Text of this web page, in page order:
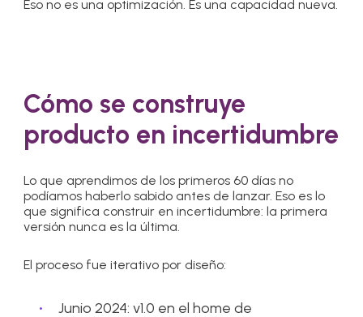
Eso no es una optimización. Es una capacidad nueva.
Cómo se construye
producto en incertidumbre
Lo que aprendimos de los primeros 60 días no
podíamos haberlo sabido antes de lanzar. Eso es lo
que significa construir en incertidumbre: la primera
versión nunca es la última.
El proceso fue iterativo por diseño:
Junio 2024: v1.0 en el home de